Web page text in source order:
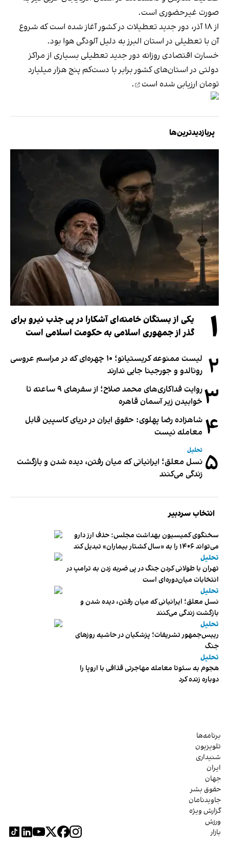
صورت غیرحضوری است.
از ۱۸ آذر، دور جدید تعطیلات در کشور آغاز شده است که شروع
آن با تعطیلی در استان البرز به دلیل آلودگی هوا بود.
خسارت اقتصادی روزانه دور جدید تعطیلی بسیاری از مراکز
دولتی در استان‌‌های کشور برابر با دست‌کم پنج هزار میلیارد
تومان ارزیابی شده است .
پربازدیدترین‌ها
۱
یکی از بستگان خامنه‌ای آشکارا در پی جذب نیرو برای
گذر از جمهوری اسلامی به حکومت اسلامی است
۲
لیست ممنوعه کریستیانو؛ ۱۰ چهره‌ای که در مراسم عروسی
رونالدو و جورجینا جایی ندارند
۳
روایت فداکاری‌های محمد صلاح؛ از سفرهای ۹ ساعته تا
خوابیدن زیر آسمان قاهره
۴ شاهزاده رضا پهلوی: حقوق ایران در دریای کاسپین قابل
معامله نیست
۵ تحلیل
نسل معلق؛ ایرانیانی که میان رفتن، دیده شدن و بازگشت
زندگی می‌کنند
انتخاب سردبیر
سخنگوی کمیسیون بهداشت مجلس: حذف ارز دارو
می‌تواند ۱۴۰۶ را به «سال کشتار بیماران» تبدیل کند
تحلیل
تهران با طولانی کردن جنگ در پی ضربه زدن به ترامپ در
انتخابات میان‌دوره‌ای است
تحلیل
نسل معلق؛ ایرانیانی که میان رفتن، دیده شدن و
بازگشت زندگی می‌کنند
تحلیل
رییس‌جمهور تشریفات؛ پزشکیان در حاشیه روزهای
جنگ
تحلیل
هجوم به سئوتا معامله مهاجرتی قذافی با اروپا را
دوباره زنده کرد
برنامه‌ها
تلویزیون
شنیداری
ایران
جهان
حقوق بشر
جاویدنامان
گزارش ویژه
ورزش
بازار